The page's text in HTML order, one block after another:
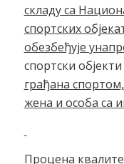
складу са
спортских
обезбеђује
спортски
грађана
жена и особа са
Процена